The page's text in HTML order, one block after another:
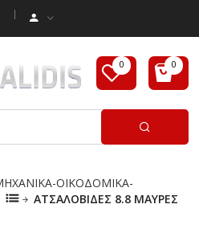
ΟΙΚΟΔΟΜΙΚΑ-
ΑΤΣΑΛΟΒΙΔΕΣ 8.8 ΜΑΥΡΕΣ